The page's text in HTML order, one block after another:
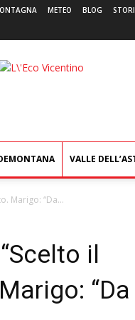
METEO BLOG
L'Eco
VALLE
Marigo: “Da...
il
“Da